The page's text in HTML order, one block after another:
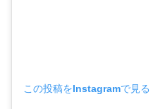
この投稿をInstagramで見る